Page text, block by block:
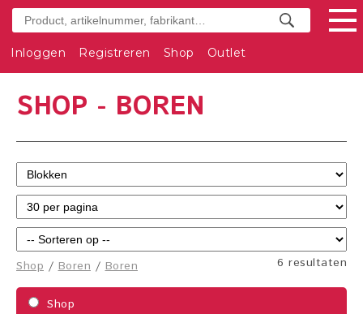
Inloggen Registreren Shop Outlet
SHOP - BOREN
6 resultaten
Shop /Boren /Boren
Shop